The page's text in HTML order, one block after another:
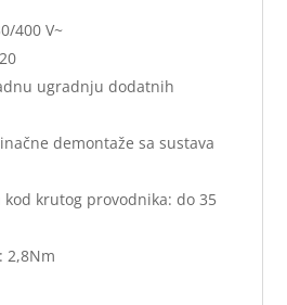
400 V~
ugradnju dodatnih
demontaže sa sustava
kod krutog provodnika: do 35
2,8Nm